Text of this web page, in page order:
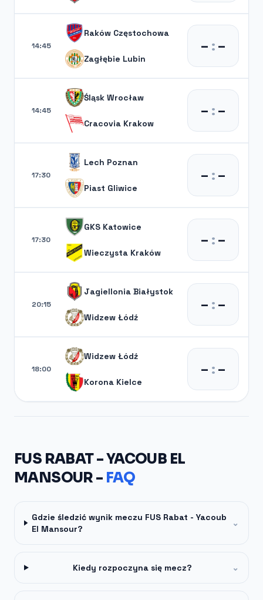
14:45
Raków Częstochowa
Zagłębie Lubin
– :–
14:45
Śląsk Wrocław
Cracovia Krakow
– :–
17:30
Lech Poznan
Piast Gliwice
– :–
17:30
GKS Katowice
Wieczysta Kraków
– :–
20:15
Jagiellonia Białystok
Widzew Łódź
– :–
18:00
Widzew Łódź
Korona Kielce
– :–
FUS RABAT - YACOUB EL
MANSOUR - FAQ
Gdzie śledzić wynik meczu FUS Rabat - Yacoub
El Mansour?
⌄
Kiedy rozpoczyna się mecz? ⌄